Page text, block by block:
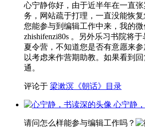
心宁静你好，由于近半年在一直
务，网站疏于打理，一直没能恢
您能参与到编辑工作中来，我的微
zhishifenzi80s 。另外乐习书院将
夏令营，不知道您是否有意愿来
以考虑来作营期助教。如果看到
通。
评论于 梁漱溟《朝话》目录
心宁静
请问怎么样能参与编辑工作吗？